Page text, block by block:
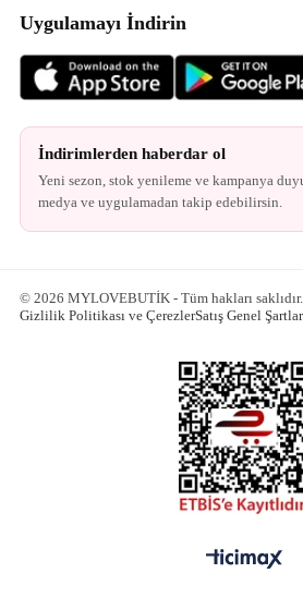
Uygulamayı İndirin
İndirimlerden haberdar ol
Yeni sezon, stok yenileme ve kampanya
medya ve uygulamadan takip edebilirsin.
© 2026 MYLOVEBUTİK - Tüm hakları saklıdır.
Gizlilik Politikası ve ÇerezlerSatış Genel